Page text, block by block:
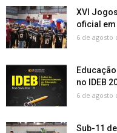
XVI
oficial em
6 de agosto
no IDEB
6 de agosto
Sub-11